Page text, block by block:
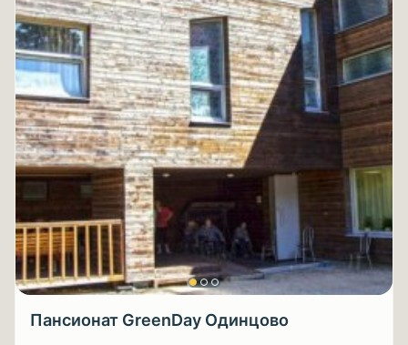
Пансионат GreenDay Одинцово